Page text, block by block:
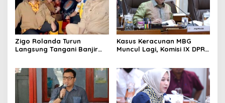
Zigo Rolanda Turun
Langsung Tangani Banjir
Kasus Keracunan MBG
Muncul Lagi, Komisi IX DPR